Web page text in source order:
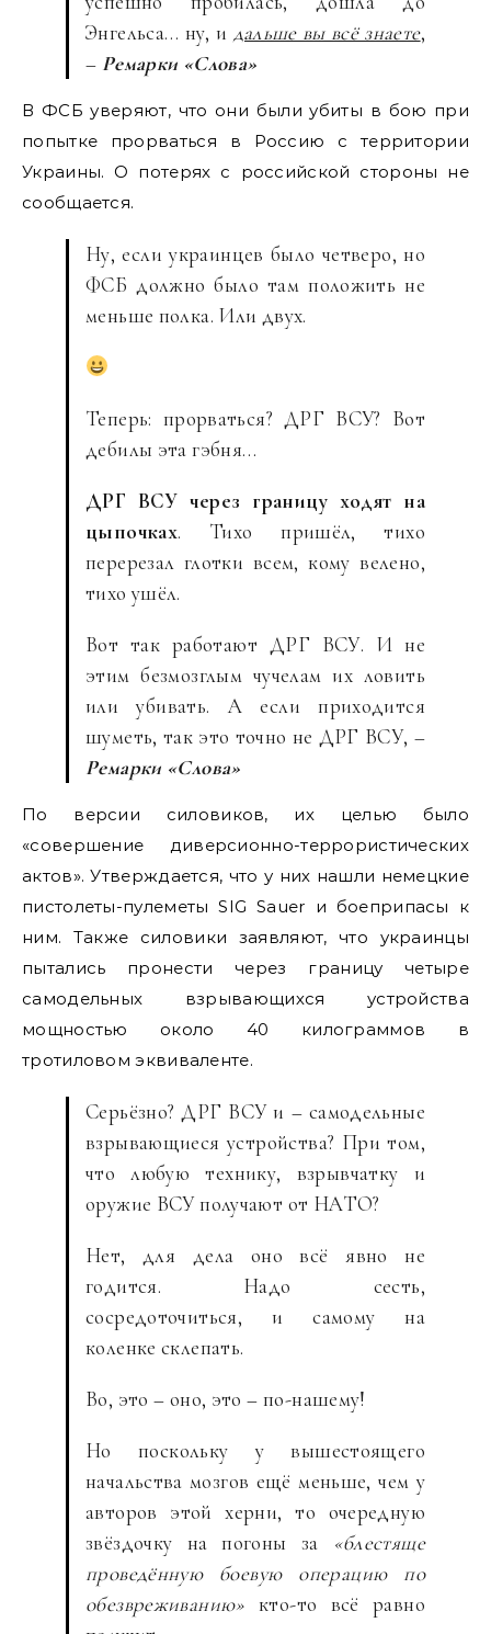
Энгельса… ну, и дальше вы всё знаете,
– Ремарки «Слова»
В ФСБ уверяют, что они были убиты в бою при
попытке прорваться в Россию с территории
Украины. О потерях с российской стороны не
сообщается.
Ну, если украинцев было четверо, но
ФСБ должно было там положить не
меньше полка. Или двух.
Теперь: прорваться? ДРГ ВСУ? Вот
дебилы эта гэбня…
ДРГ ВСУ через границу ходят на
цыпочках. Тихо пришёл, тихо
перерезал глотки всем, кому велено,
тихо ушёл.
Вот так работают ДРГ ВСУ. И не
этим безмозглым чучелам их ловить
или убивать. А если приходится
шуметь, так это точно не ДРГ ВСУ, –
Ремарки «Слова»
По версии силовиков, их целью было
«совершение диверсионно-террористических
актов». Утверждается, что у них нашли немецкие
пистолеты-пулеметы SIG Sauer и боеприпасы к
ним. Также силовики заявляют, что украинцы
пытались пронести через границу четыре
самодельных взрывающихся устройства
мощностью около 40 килограммов в
тротиловом эквиваленте.
Серьёзно? ДРГ ВСУ и – самодельные
взрывающиеся устройства? При том,
что любую технику, взрывчатку и
оружие ВСУ получают от НАТО?
Нет, для дела оно всё явно не
годится. Надо сесть,
сосредоточиться, и самому на
коленке склепать.
Во, это – оно, это – по-нашему!
Но поскольку у вышестоящего
начальства мозгов ещё меньше, чем у
авторов этой херни, то очередную
звёздочку на погоны за
«блестяще
проведённую боевую операцию по
обезвреживанию» кто-то всё равно